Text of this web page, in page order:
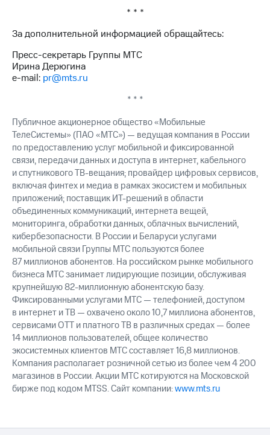
облигаций
Другое
Регистратор
Реквизиты
деловая этика
На главную
* * *
За дополнительной информацией обращайтесь:
Пресс-секретарь Группы МТС
Ирина Дерюгина
e-mail: pr@mts.ru
* * *
Публичное акционерное общество «Мобильные
ТелеСистемы» (ПАО «МТС») — ведущая компания в России
по предоставлению услуг мобильной и фиксированной
связи, передачи данных и доступа в интернет, кабельного
и спутникового ТВ-вещания; провайдер цифровых сервисов,
включая финтех и медиа в рамках экосистем и мобильных
приложений; поставщик ИТ-решений в области
объединенных коммуникаций, интернета вещей,
мониторинга, обработки данных, облачных вычислений,
кибербезопасности. В России и Беларуси услугами
мобильной связи Группы МТС пользуются более
87 миллионов абонентов. На российском рынке мобильного
бизнеса МТС занимает лидирующие позиции, обслуживая
крупнейшую 82-миллионную абонентскую базу.
Фиксированными услугами МТС — телефонией, доступом
в интернет и ТВ — охвачено около 10,7 миллиона абонентов,
сервисами OTT и платного ТВ в различных средах — более
14 миллионов пользователей, общее количество
экосистемных клиентов МТС составляет 16,8 миллионов.
Компания располагает розничной сетью из более чем 4 200
магазинов в России. Акции МТС котируются на Московской
бирже под кодом MTSS. Сайт компании:www.mts.ru